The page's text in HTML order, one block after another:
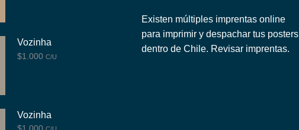
Vozinha
$1.000 C/U
Vozinha
Existen múltiples imprentas online
para imprimir y despachar tus posters
dentro de Chile. Revisar imprentas.